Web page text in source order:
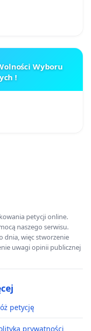
Wyboru
!
petycji online.
naszego serwisu.
dnia, więc stworzenie
uwagi opinii publicznej
petycję
prywatności